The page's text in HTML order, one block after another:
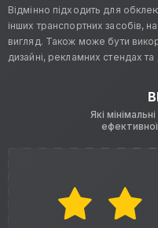
Відмінно підходить для
інших транспортних засобів,
вигляд. Також може бути
дизайні, рекламних стендах
Які